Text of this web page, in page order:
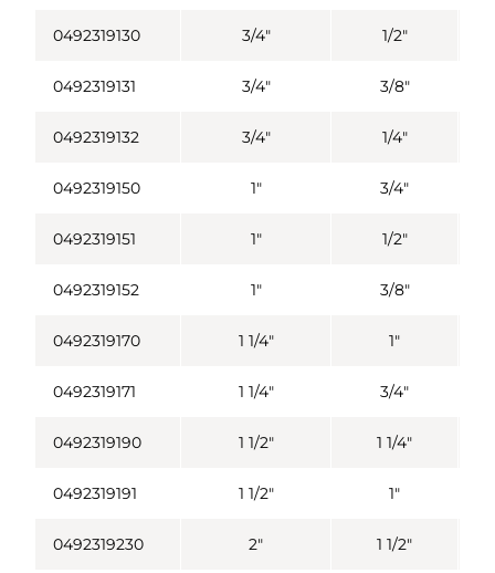
0492319130 3/4" 1/2"
0492319131 3/4" 3/8"
0492319132 3/4" 1/4"
0492319150 1" 3/4"
0492319151 1" 1/2"
0492319152 1" 3/8"
0492319170 1 1/4" 1"
0492319171 1 1/4" 3/4"
0492319190 1 1/2" 1 1/4"
0492319191 1 1/2" 1"
0492319230 2" 1 1/2"